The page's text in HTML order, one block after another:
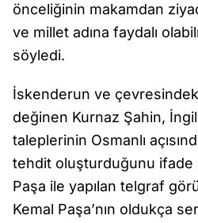
önceliğinin makamdan
ve millet adına faydalı
söyledi.
İskenderun ve
değinen Kurnaz Şahin,
taleplerinin Osmanlı
tehdit oluşturduğunu ifade
Paşa ile yapılan telgraf
Kemal Paşa’nın oldukça